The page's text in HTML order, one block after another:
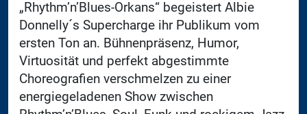
„Rhythm’n’Blues-Orkans“ begeistert Albie
Donnelly´s Supercharge ihr Publikum vom
ersten Ton an. Bühnenpräsenz, Humor,
Virtuosität und perfekt abgestimmte
Choreografien verschmelzen zu einer
energiegeladenen Show zwischen